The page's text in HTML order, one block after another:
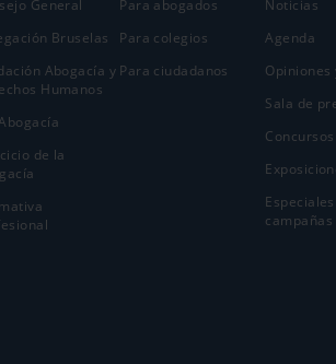
General
Bruselas
Abogacía y
Humanos
de la
Para abogados
Para colegios
Para ciudadanos
Noticias
Agenda
Opiniones
Sala de
Concursos
campañas